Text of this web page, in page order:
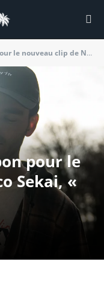
clip de Nico Sekai, « KIRAI »
pour le
Sekai, «